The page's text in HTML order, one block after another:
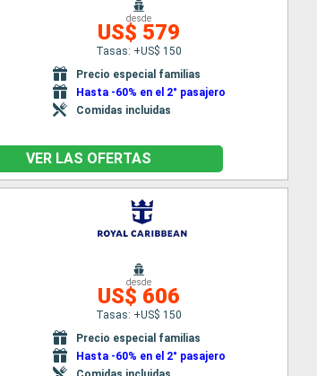
desde
US$ 579
Tasas: +US$ 150
Precio especial familias
Hasta -60% en el 2° pasajero
Comidas incluidas
VER LAS OFERTAS
desde
US$ 606
Tasas: +US$ 150
Precio especial familias
Hasta -60% en el 2° pasajero